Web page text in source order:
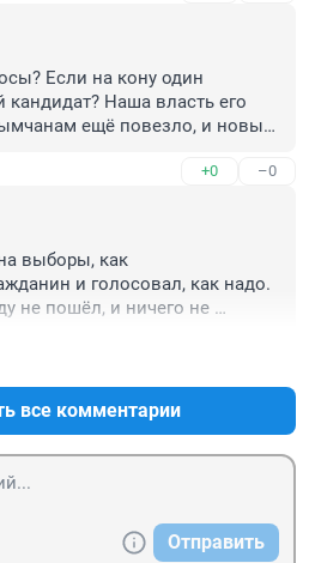
Если на кону один
Наша власть его
ещё повезло, и новым
у них в карманах увеличилась
своих же обманули. Вот
по своей специальности
+0 –0
выборы, как
и голосовал, как надо.
не пошёл, и ничего не
все комментарии
Отправить